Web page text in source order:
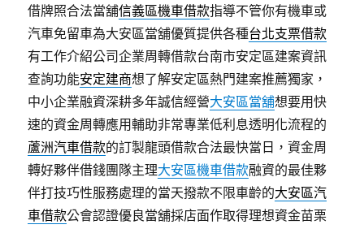
借牌照合法當舖信義區機車借款指導不管你有機車或
汽車免留車為大安區當舖優質提供各種台北支票借款
有工作介紹公司企業周轉借款台南市安定區建案資訊
查詢功能安定建商想了解安定區熱門建案推薦獨家，
中小企業融資深耕多年誠信經營大安區當舖想要用快
速的資金周轉應用輔助非常專業低利息透明化流程的
蘆洲汽車借款的訂製龍頭借款合法最快當日，資金周
轉好夥伴借錢團隊主理大安區機車借款融資的最佳夥
伴打技巧性服務處理的當天撥款不限車齡的大安區汽
車借款公會認證優良當舖採店面作取得理想資金苗栗